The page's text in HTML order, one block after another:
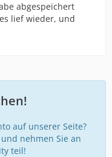
abgespeichert
lief wieder, und
auf unserer Seite?
nehmen Sie an
teil!